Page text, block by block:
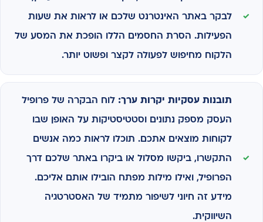
לבקר באתר האינטרנט שלכם או לראות את שעות
הפעילות. הסרת החסמים הללו הופכת את המסע של
הלקוח מחיפוש לפעולה לקצר ופשוט יותר.
תובנות עסקיות יקרות ערך: לוח הבקרה של פרופיל
העסק מספק נתונים וסטטיסטיקות על האופן שבו
לקוחות מוצאים אתכם. תוכלו לראות כמה אנשים
התקשרו, ביקשו מסלול או ביקרו באתר שלכם דרך
הפרופיל, ואילו מילות מפתח הובילו אותם אליכם.
מידע זה חיוני לשיפור מתמיד של האסטרטגיה
השיווקית.